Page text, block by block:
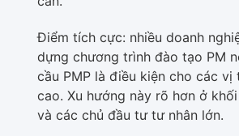
Điểm tích cực: nhiều doanh
dựng chương trình đào tạo PM
cầu PMP là điều kiện cho các vị
cao. Xu hướng này rõ hơn ở
và các chủ đầu tư tư nhân lớn.